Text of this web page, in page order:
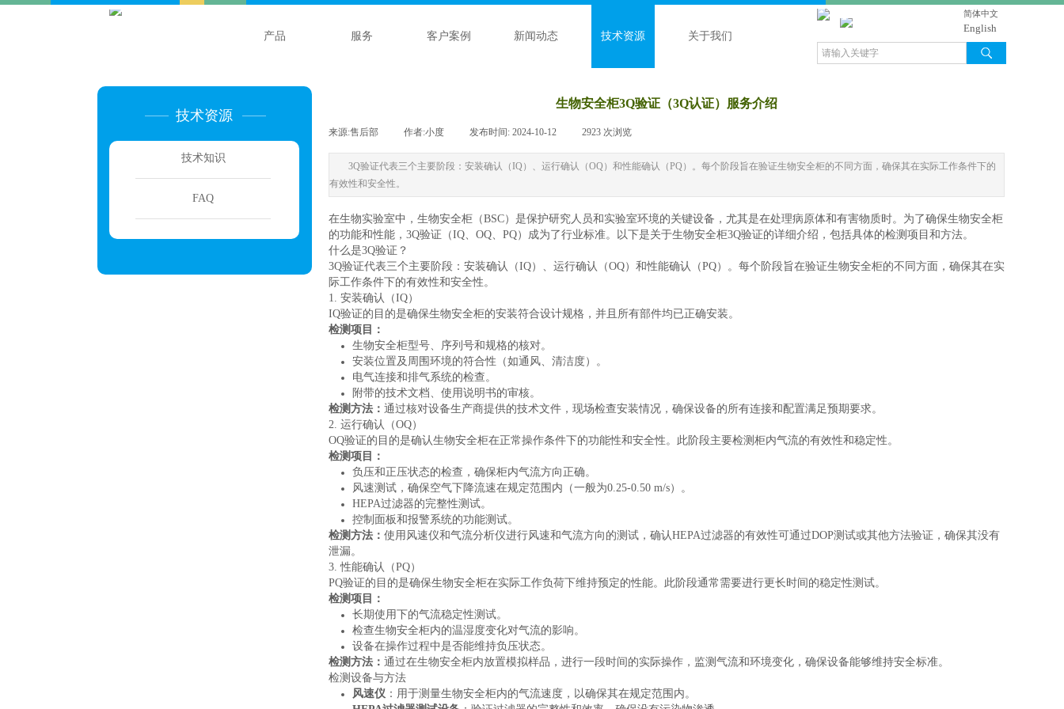
产品 服务 客户案例 新闻动态 技术资源 关于我们
简体中文
English
生物安全柜3Q验证（3Q认证）服务介绍
来源:售后部 作者:小度 发布时间: 2024-10-12 2923 次浏览
3Q验证代表三个主要阶段：安装确认（IQ）、运行确认（OQ）和性能确认（PQ）。每个阶段旨在验证生物安全柜的不同方面，确保其在实际工作条件下的
有效性和安全性。
在生物实验室中，生物安全柜（BSC）是保护研究人员和实验室环境的关键设备，尤其是在处理病原体和有害物质时。为了确保生物安全柜
的功能和性能，3Q验证（IQ、OQ、PQ）成为了行业标准。以下是关于生物安全柜3Q验证的详细介绍，包括具体的检测项目和方法。
什么是3Q验证？
3Q验证代表三个主要阶段：安装确认（IQ）、运行确认（OQ）和性能确认（PQ）。每个阶段旨在验证生物安全柜的不同方面，确保其在实
际工作条件下的有效性和安全性。
1. 安装确认（IQ）
IQ验证的目的是确保生物安全柜的安装符合设计规格，并且所有部件均已正确安装。
检测项目：
生物安全柜型号、序列号和规格的核对。
安装位置及周围环境的符合性（如通风、清洁度）。
电气连接和排气系统的检查。
附带的技术文档、使用说明书的审核。
检测方法： 通过核对设备生产商提供的技术文件，现场检查安装情况，确保设备的所有连接和配置满足预期要求。
2. 运行确认（OQ）
OQ验证的目的是确认生物安全柜在正常操作条件下的功能性和安全性。此阶段主要检测柜内气流的有效性和稳定性。
检测项目：
负压和正压状态的检查，确保柜内气流方向正确。
风速测试，确保空气下降流速在规定范围内（一般为0.25-0.50 m/s）。
HEPA过滤器的完整性测试。
控制面板和报警系统的功能测试。
检测方法： 使用风速仪和气流分析仪进行风速和气流方向的测试，确认HEPA过滤器的有效性可通过DOP测试或其他方法验证，确保其没有
泄漏。
3. 性能确认（PQ）
PQ验证的目的是确保生物安全柜在实际工作负荷下维持预定的性能。此阶段通常需要进行更长时间的稳定性测试。
检测项目：
长期使用下的气流稳定性测试。
检查生物安全柜内的温湿度变化对气流的影响。
设备在操作过程中是否能维持负压状态。
检测方法： 通过在生物安全柜内放置模拟样品，进行一段时间的实际操作，监测气流和环境变化，确保设备能够维持安全标准。
检测设备与方法
风速仪 ：用于测量生物安全柜内的气流速度，以确保其在规定范围内。
技术资源
技术知识
FAQ